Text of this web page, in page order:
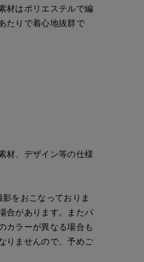
材はポリエステルで編
たりで着心地抜群で
材、デザイン等の仕様
をおこなっておりま
合があります。またパ
カラーが異なる場合も
りませんので、予めご